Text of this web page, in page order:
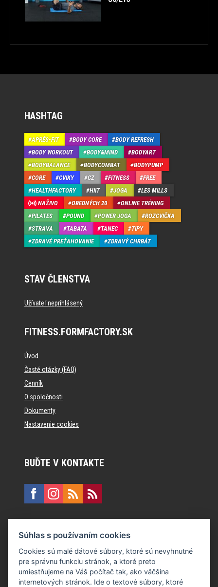
HASHTAG
APRÉS-FIT BODY CORE
BODY REFRESH
BODY WORKOUT
BODY&MIND
BODYART
BODYBALANCE
BODYCOMBAT
BODYPUMP
CORE
CVIKY CZ FITNESS
FREE
HEALTHFACTORY
HIIT JOGA
LES MILLS
NAŽIVO
OBEDNÝCH 20
ONLINE TRÉNING
PILATES
POUND POWER JOGA
ROZCVIČKA
STRAVA
TABATA TANEC
TIPY
ZDRAVÉ PREŤAHOVANIE
ZDRAVÝ CHRBÁT
STAV ČLENSTVA
Užívateľ neprihlásený
FITNESS.FORMFACTORY.SK
Úvod
Časté otázky (FAQ)
Cenník
O spoločnosti
Dokumenty
Nastavenie cookies
BUĎTE V KONTAKTE
E:recepcia@formfactory.sk
Form Factory Slovakia s.r.o., Ružová dolina 480/6, 821 08
Bratislava
Súhlas s používaním cookies
Cookies sú malé dátové súbory, ktoré sú nevyhnutné
pre správnu funkciu stránok, a ktoré preto
umiestňujeme na Váš počítač tak, ako väčšina
internetových stránok. Ide o textové súbory, ktoré